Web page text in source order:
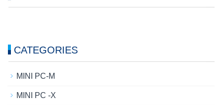
CATEGORIES
MINI PC-M
MINI PC -X